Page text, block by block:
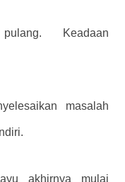
Keadaan
masalah
akhirnya mulai